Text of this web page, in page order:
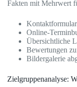
Fakten mit Mehrwert
Online-
Übersichtliche
Bewertungen
Bildergalerie
Zielgruppenanalyse: